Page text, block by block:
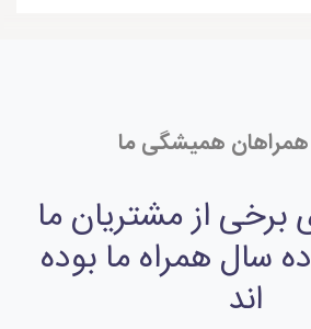
همیشگی ما
از مشتریان ما
سال همراه ما بوده
اند